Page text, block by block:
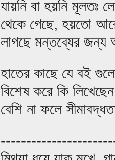
যায়নি বা হয়নি মূলতঃ
থেকে গেছে, হয়তো
লাগছে মন্তব্যের জন্য
হাতের কাছে যে বই
বিশেষ করে কি
বেশি না ফলে